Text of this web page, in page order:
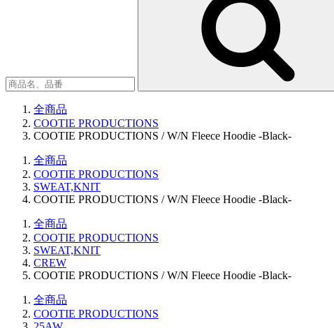
全商品
COOTIE PRODUCTIONS
COOTIE PRODUCTIONS / W/N Fleece Hoodie -Black-
全商品
COOTIE PRODUCTIONS
SWEAT,KNIT
COOTIE PRODUCTIONS / W/N Fleece Hoodie -Black-
全商品
COOTIE PRODUCTIONS
SWEAT,KNIT
CREW
COOTIE PRODUCTIONS / W/N Fleece Hoodie -Black-
全商品
COOTIE PRODUCTIONS